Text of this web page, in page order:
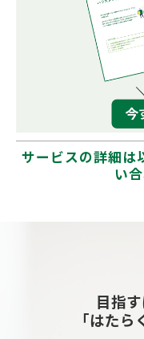
サービスの詳細は
い
目指
「はた